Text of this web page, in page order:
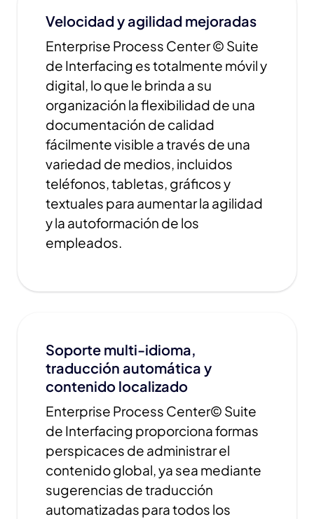
Velocidad y agilidad mejoradas
Enterprise Process Center © Suite
de Interfacing es totalmente móvil y
digital, lo que le brinda a su
organización la flexibilidad de una
documentación de calidad
fácilmente visible a través de una
variedad de medios, incluidos
teléfonos, tabletas, gráficos y
textuales para aumentar la agilidad
y la autoformación de los
empleados.
Soporte multi-idioma,
traducción automática y
contenido localizado
Enterprise Process Center© Suite
de Interfacing proporciona formas
perspicaces de administrar el
contenido global, ya sea mediante
sugerencias de traducción
automatizadas para todos los